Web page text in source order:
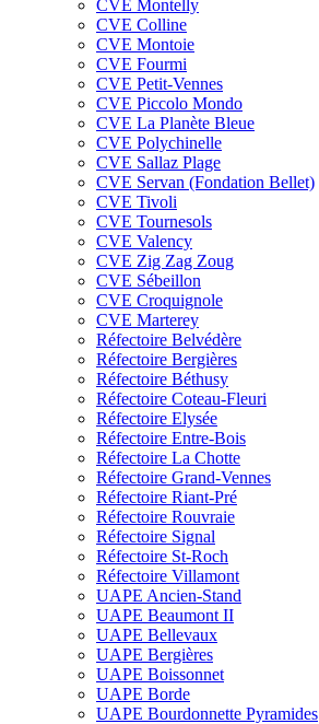
CVE Montelly
CVE Colline
CVE Montoie
CVE Fourmi
CVE Petit-Vennes
CVE Piccolo Mondo
CVE La Planète Bleue
CVE Polychinelle
CVE Sallaz Plage
CVE Servan (Fondation Bellet)
CVE Tivoli
CVE Tournesols
CVE Valency
CVE Zig Zag Zoug
CVE Sébeillon
CVE Croquignole
CVE Marterey
Réfectoire Belvédère
Réfectoire Bergières
Réfectoire Béthusy
Réfectoire Coteau-Fleuri
Réfectoire Elysée
Réfectoire Entre-Bois
Réfectoire La Chotte
Réfectoire Grand-Vennes
Réfectoire Riant-Pré
Réfectoire Rouvraie
Réfectoire Signal
Réfectoire St-Roch
Réfectoire Villamont
UAPE Ancien-Stand
UAPE Beaumont II
UAPE Bellevaux
UAPE Bergières
UAPE Boissonnet
UAPE Borde
UAPE Bourdonnette Pyramides